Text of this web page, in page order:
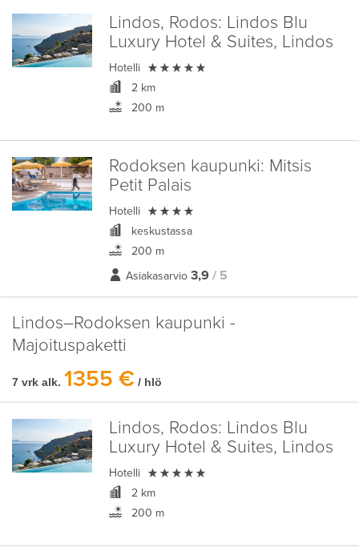
Lindos, Rodos: Lindos Blu
Luxury Hotel & Suites, Lindos
Hotelli 
2 km
200 m
Rodoksen kaupunki: Mitsis
Petit Palais
Hotelli 
keskustassa
200 m
Asiakasarvio 3,9 / 5
Lindos–Rodoksen kaupunki -
Majoituspaketti
7 vrk alk. 1355 € / hlö
Lindos, Rodos: Lindos Blu
Luxury Hotel & Suites, Lindos
Hotelli 
2 km
200 m